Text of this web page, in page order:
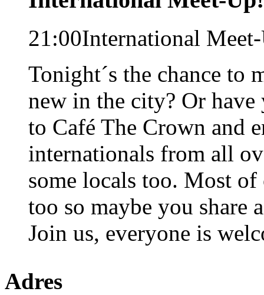
21:00International
Tonight´s the chance to
new in the city? Or
to Café The Crown and
internationals from all
some locals too. Most
too so maybe you share
Join us, everyone is
Adres